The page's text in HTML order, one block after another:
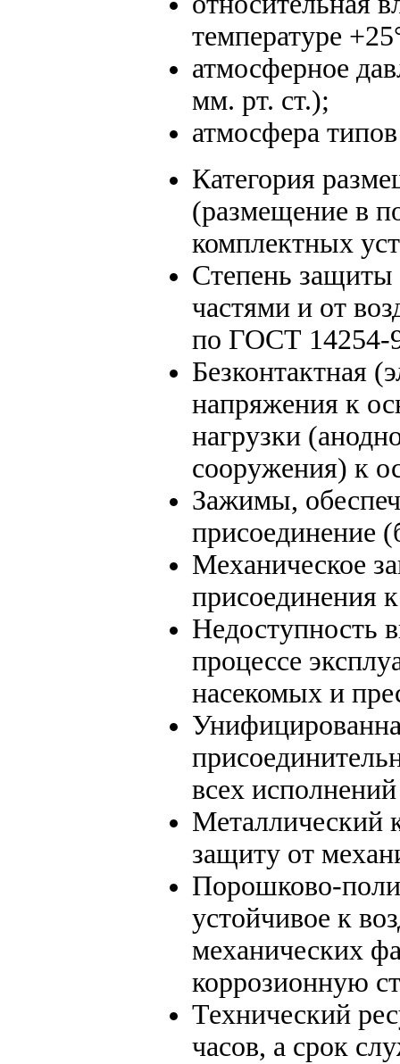
температуре
атмосферное
мм. рт. ст.);
атмосфера
Категория
(размещение в
комплектных
Степень защиты
частями и от
по ГОСТ 14254-
Безконтактная
напряжения к
нагрузки
сооружения) к
Зажимы,
присоединение
Механическое
присоединения
Недоступность
процессе
насекомых и
всех
Металлический
защиту от
Порошково-
устойчивое к
механических
коррозионную
Технический
часов, а срок